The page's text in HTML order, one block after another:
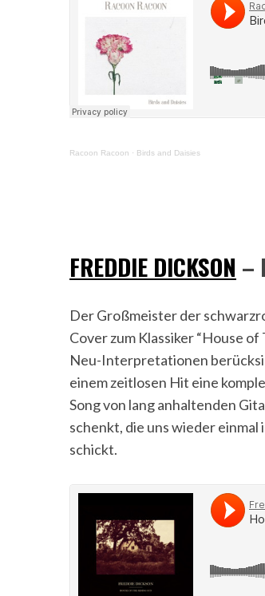
Racoon Racoon · Birds and Daisies
FREDDIE DICKSON –
Der Großmeister der
Cover zum Klassiker “House
Neu-Interpretationen
einem zeitlosen Hit eine
Song von lang anhaltenden
schenkt, die uns wieder einmal
schickt.